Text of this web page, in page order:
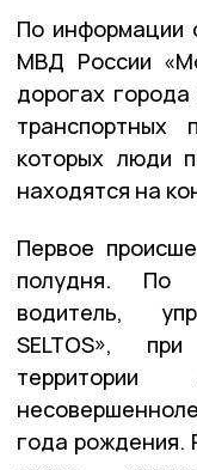
По информации
МВД России
дорогах
транспортных
которых люди
находятся на
Первое
полудня. По
водитель,
SELTOS»,
года рождения.